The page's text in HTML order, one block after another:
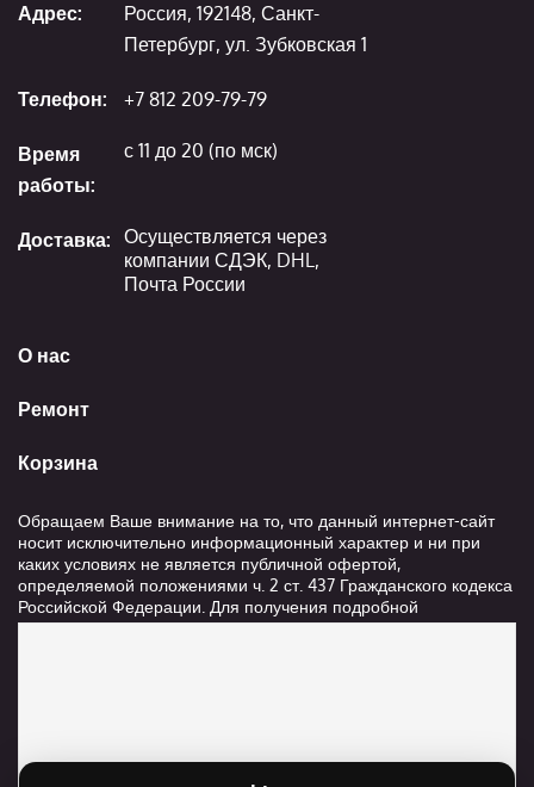
О нас
Ремонт
Корзина
Адрес:
Россия, 192148, Санкт-
Петербург, ул. Зубковская 1
Телефон: +7 812 209-79-79
Время
работы:
с 11 до 20 (по мск)
Доставка: Осуществляется через
компании СДЭК, DHL,
Почта России
Обращаем Ваше внимание на то, что данный интернет-сайт
носит исключительно информационный характер и ни при
каких условиях не является публичной офертой,
определяемой положениями ч. 2 ст. 437 Гражданского кодекса
Российской Федерации. Для получения подробной
информации о стоимости и сроках выполнения услуг,